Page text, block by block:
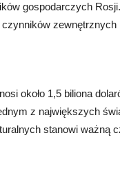
gospodarczych
zewnętrznych
około 1,5 biliona
z największych
stanowi ważną